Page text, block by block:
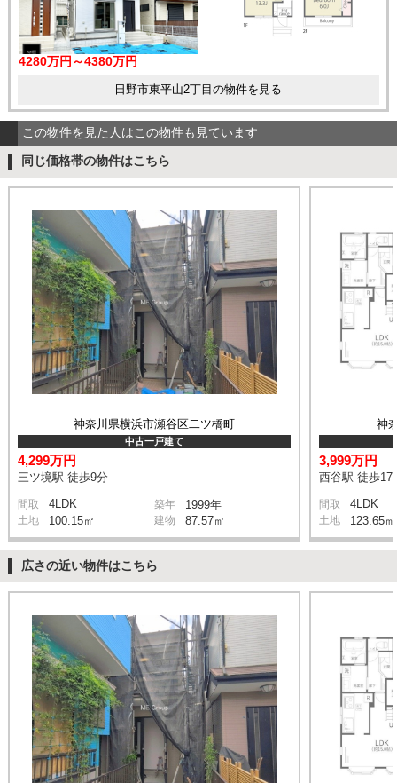
4280万円～4380万円
日野市東平山2丁目の物件を見る
この物件を見た人はこの物件も見ています
同じ価格帯の物件はこちら
神奈川県横浜市瀬谷区二ツ橋町
中古一戸建て
4,299万円
三ツ境駅 徒歩9分
間取 4LDK 築年 1999年
土地 100.15㎡ 建物 87.57㎡
神
3,999万円
西谷駅 徒歩17
間取 4LDK
土地 123.65㎡
広さの近い物件はこちら